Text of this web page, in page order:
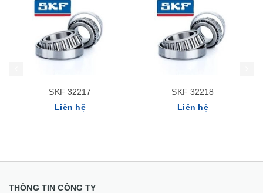
SKF 32217
Liên hệ
SKF 32218
Liên hệ
THÔNG TIN CÔNG TY